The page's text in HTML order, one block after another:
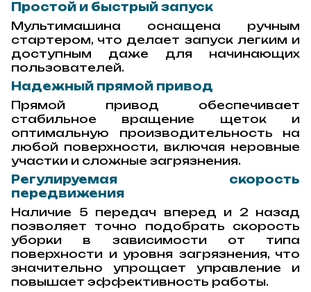
Простой и быстрый запуск
Мультимашина оснащена ручным
стартером, что делает запуск легким и
доступным даже для начинающих
пользователей.
Надежный прямой привод
Прямой привод обеспечивает
стабильное вращение щеток и
оптимальную производительность на
любой поверхности, включая неровные
участки и сложные загрязнения.
Регулируемая скорость
передвижения
Наличие 5 передач вперед и 2 назад
позволяет точно подобрать скорость
уборки в зависимости от типа
поверхности и уровня загрязнения, что
значительно упрощает управление и
повышает эффективность работы.